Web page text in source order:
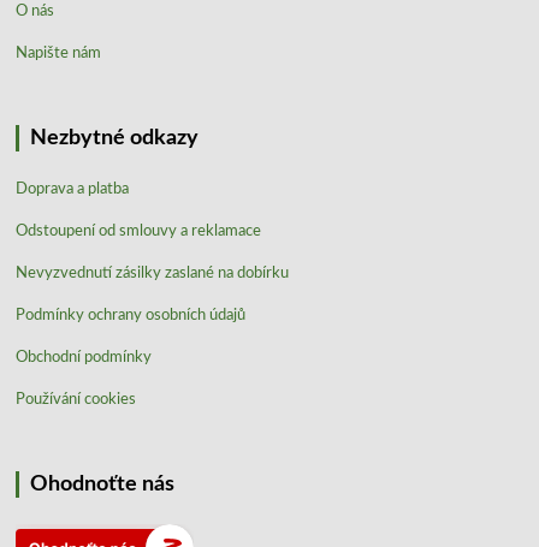
O nás
Napište nám
Nezbytné odkazy
Doprava a platba
Odstoupení od smlouvy a reklamace
Nevyzvednutí zásilky zaslané na dobírku
Podmínky ochrany osobních údajů
Obchodní podmínky
Používání cookies
Ohodnoťte nás